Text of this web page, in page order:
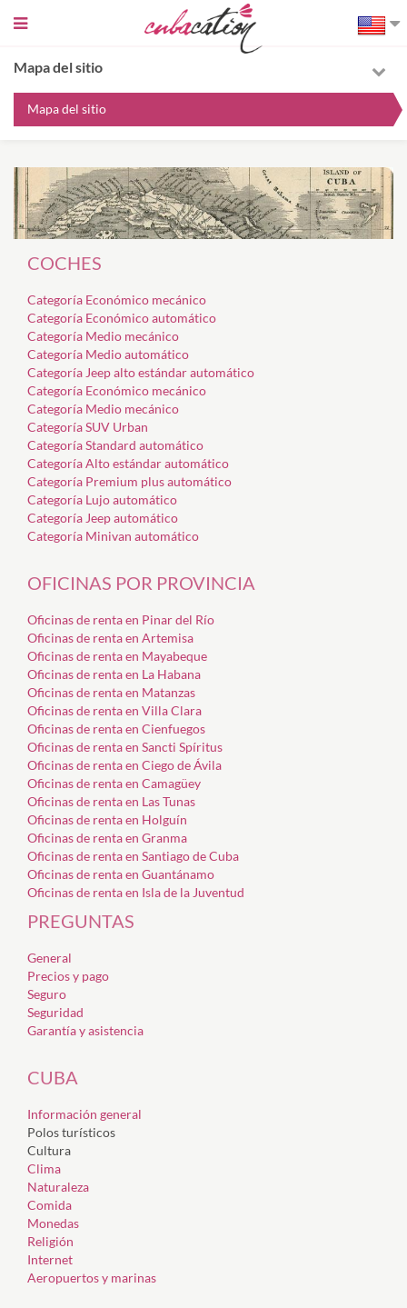
Sidebar
Mapa del sitio
Mapa del sitio
COCHES
Categoría Económico mecánico
Categoría Económico automático
Categoría Medio mecánico
Categoría Medio automático
Categoría Jeep alto estándar automático
Categoría Económico mecánico
Categoría Medio mecánico
Categoría SUV Urban
Categoría Standard automático
Categoría Alto estándar automático
Categoría Premium plus automático
Categoría Lujo automático
Categoría Jeep automático
Categoría Minivan automático
OFICINAS POR PROVINCIA
Oficinas de renta en Pinar del Río
Oficinas de renta en Artemisa
Oficinas de renta en Mayabeque
Oficinas de renta en La Habana
Oficinas de renta en Matanzas
Oficinas de renta en Villa Clara
Oficinas de renta en Cienfuegos
Oficinas de renta en Sancti Spíritus
Oficinas de renta en Ciego de Ávila
Oficinas de renta en Camagüey
Oficinas de renta en Las Tunas
Oficinas de renta en Holguín
Oficinas de renta en Granma
Oficinas de renta en Santiago de Cuba
Oficinas de renta en Guantánamo
Oficinas de renta en Isla de la Juventud
PREGUNTAS
General
Precios y pago
Seguro
Seguridad
Garantía y asistencia
CUBA
Información general
Polos turísticos
Cultura
Clima
Naturaleza
Comida
Monedas
Religión
Internet
Aeropuertos y marinas